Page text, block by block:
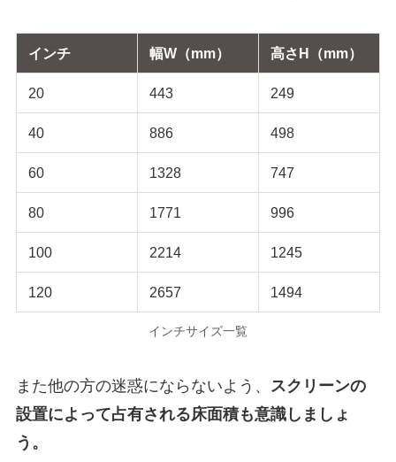
インチ 幅W（mm） 高さH（mm）
20 443 249
40 886 498
60 1328 747
80 1771 996
100 2214 1245
120 2657 1494
インチサイズ一覧
また他の方の迷惑にならないよう、
スクリーンの
設置によって占有される床面積も意識しましょ
う。